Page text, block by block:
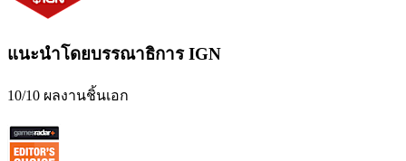
แนะนำโดยบรรณาธิการ IGN
10/10 ผลงานชิ้นเอก